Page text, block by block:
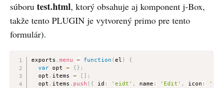
súboru test.html, ktorý obsahuje aj komponent j-Box,
takže tento PLUGIN je vytvorený primo pre tento
formulár).
exports . menu = function ( el )
{
var opt = { } ;
  opt
. items =
;
  opt
. items . push ( { id : 'eidt' , name : 'Edit' , icon :
'ti